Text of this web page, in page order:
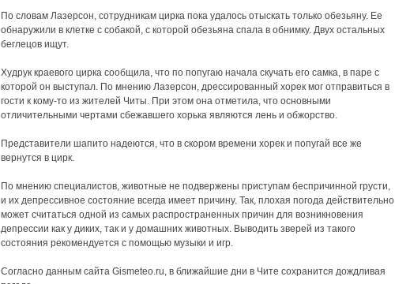
По словам Лазерсон, сотрудникам цирка пока удалось отыскать только обезьяну. Ее
обнаружили в клетке с собакой, с которой обезьяна спала в обнимку. Двух остальных
беглецов ищут.
Худрук краевого цирка сообщила, что по попугаю начала скучать его самка, в паре с
которой он выступал. По мнению Лазерсон, дрессированный хорек мог отправиться в
гости к кому-то из жителей Читы. При этом она отметила, что основными
отличительными чертами сбежавшего хорька являются лень и обжорство.
Представители шапито надеются, что в скором времени хорек и попугай все же
вернутся в цирк.
По мнению специалистов, животные не подвержены приступам беспричинной грусти,
и их депрессивное состояние всегда имеет причину. Так, плохая погода действительно
может считаться одной из самых распространенных причин для возникновения
депрессии как у диких, так и у домашних животных. Выводить зверей из такого
состояния рекомендуется с помощью музыки и игр.
Согласно данным сайта Gismeteo.ru, в ближайшие дни в Чите сохранится дождливая